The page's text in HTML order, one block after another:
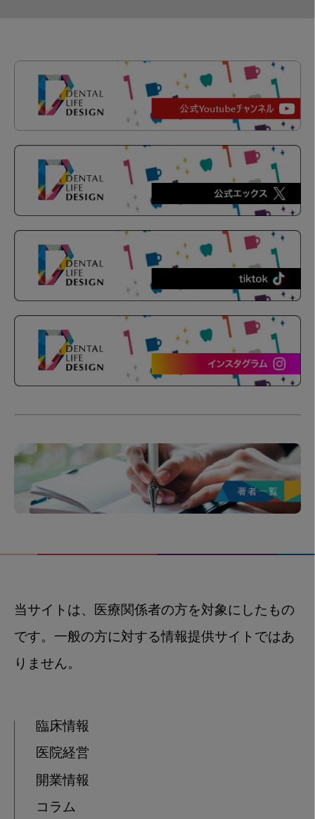
当サイトは、医療関係者の方を対象にしたもの
です。一般の方に対する情報提供サイトではあ
りません。
臨床情報
医院経営
開業情報
コラム